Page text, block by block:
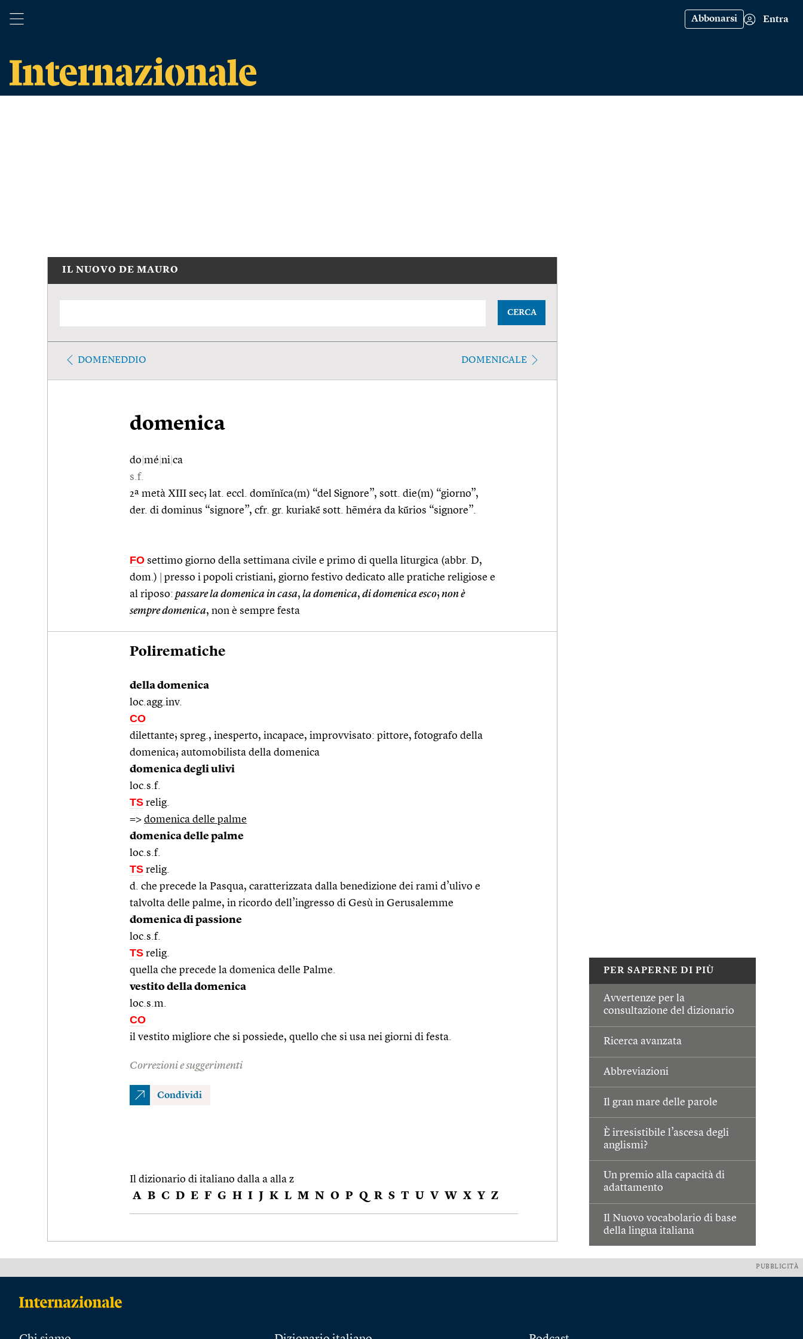
Abbonarsi Entra
PER SAPERNE DI PIÙ
Avvertenze per la
consultazione del dizionario
Ricerca avanzata
Abbreviazioni
Il gran mare delle parole
È irresistibile l’ascesa degli
anglismi?
Un premio alla capacità di
adattamento
Il Nuovo vocabolario di base
della lingua italiana
IL NUOVO DE MAURO
CERCA
DOMENEDDIO DOMENICALE
domenica
do mé ni ca
s.f.
2ª metà XIII sec; lat. eccl. domĭnĭca(m) “del Signore”, sott. die(m) “giorno”,
der. di dominus “signore”, cfr. gr. kuriakḗ sott. hēméra da kū́rios “signore”.
FO settimo giorno della settimana civile e primo di quella liturgica (abbr. D,
dom.)
presso i popoli cristiani, giorno festivo dedicato alle pratiche religiose e
al riposo: passare la domenica in casa, la domenica, di domenica esco; non è
sempre domenica, non è sempre festa
Polirematiche
della domenica
loc.agg.inv.
CO
dilettante; spreg., inesperto, incapace, improvvisato: pittore, fotografo della
domenica; automobilista della domenica
domenica degli ulivi
loc.s.f.
TS relig.
=> domenica delle palme
domenica delle palme
loc.s.f.
TS relig.
d. che precede la Pasqua, caratterizzata dalla benedizione dei rami d’ulivo e
talvolta delle palme, in ricordo dell’ingresso di Gesù in Gerusalemme
domenica di passione
loc.s.f.
TS relig.
quella che precede la domenica delle Palme.
vestito della domenica
loc.s.m.
CO
il vestito migliore che si possiede, quello che si usa nei giorni di festa.
Correzioni e suggerimenti
Condividi
Il dizionario di italiano dalla a alla z
A B C D E F G H I J K L M N O P Q R S T U V W X Y Z
PUBBLICITÀ